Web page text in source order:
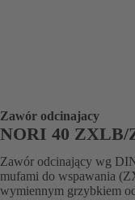
Zawór odcinajacy
NORI 40 ZXLB/
Zawór odcinający wg
mufami do wspawania
wymiennym grzybkiem